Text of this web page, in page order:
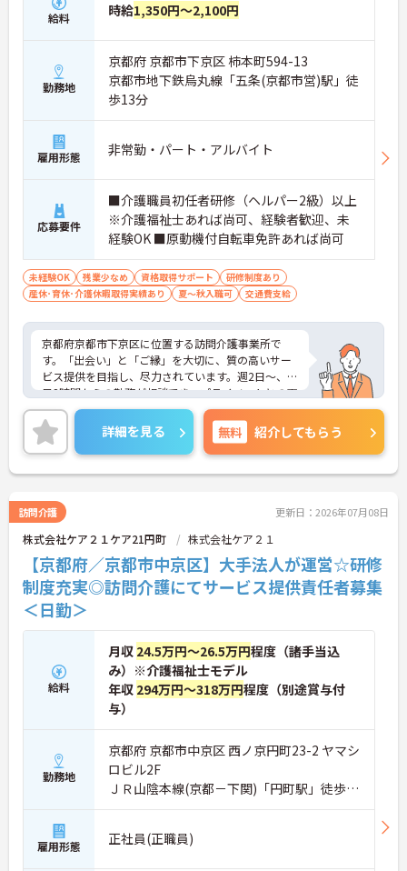
給料 時給1,350円～2,100円
勤務地
京都府 京都市下京区 柿本町594-13
京都市地下鉄烏丸線「五条(京都市営)駅」徒
歩13分
雇用形態 非常勤・パート・アルバイト
応募要件
■介護職員初任者研修（ヘルパー2級）以上
※介護福祉士あれば尚可、経験者歓迎、未
経験OK ■原動機付自転車免許あれば尚可
未経験OK 残業少なめ 資格取得サポート
研修制度あり
産休･育休･介護休暇取得実績あり
夏～秋入職可 交通費支給
京都府京都市下京区に位置する訪問介護事業所で
す。「出会い」と「ご縁」を大切に、質の高いサー
ビス提供を目指し、尽力されています。週2日～、1
日2時間からの勤務が相談でき、プライベートとの両
立もしやすいです。ご興味のある方には、面接対策
ポイントなど、さらに詳細をお話しいたしますので
お気軽にご相談ください！
詳細を見る 無料 紹介してもらう
訪問介護 更新日：2026年07月08日
株式会社ケア２１ケア21円町 株式会社ケア２１
【京都府／京都市中京区】大手法人が運営☆研修
制度充実◎訪問介護にてサービス提供責任者募集
＜日勤＞
給料
月収 24.5万円～26.5万円程度（諸手当込
み）※介護福祉士モデル
年収 294万円～318万円程度（別途賞与付
与）
勤務地
京都府 京都市中京区 西ノ京円町23-2 ヤマシ
ロビル2F
ＪＲ山陰本線(京都－下関)「円町駅」徒歩3
分
雇用形態 正社員(正職員)